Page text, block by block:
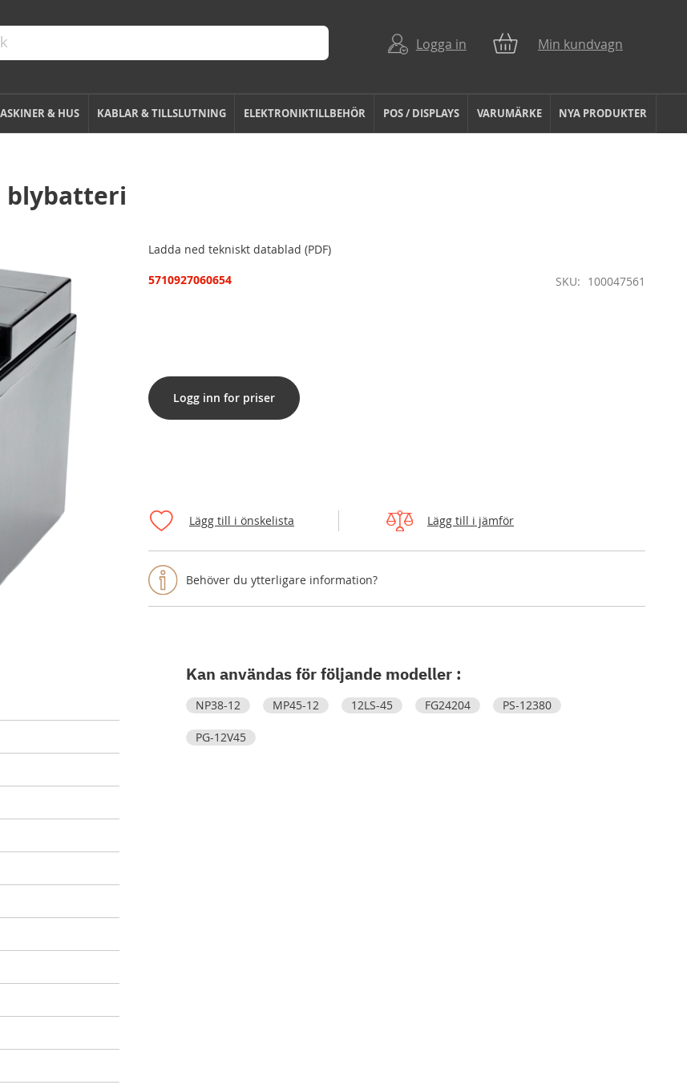
Logga in Min kundvagn
& HUS KABLAR & TILLSLUTNING ELEKTRONIKTILLBEHÖR POS / DISPLAYS VARUMÄRKE NYA PRODUKTER
blybatteri
Lägg till i önskelista Lägg till i jämför
Behöver du ytterligare information?
5710927060654 SKU 100047561
Logg inn for priser
Ladda ned tekniskt datablad (PDF)
Kan användas för följande modeller :
NP38-12 MP45-12 12LS-45 FG24204 PS-12380
PG-12V45